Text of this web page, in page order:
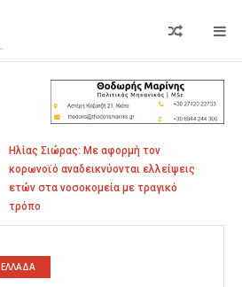
Ηλίας Σιώρας: Με αφορμή τον
κορωνοϊό αναδεικνύονται ελλείψεις
ετών στα νοσοκομεία με τραγικό
τρόπο
ΕΛΛΑΔΑ